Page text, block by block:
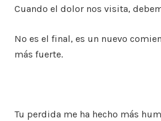
Cuando el dolor nos visita,
No es el final, es un nuevo
más fuerte.
Tu perdida me ha hecho más